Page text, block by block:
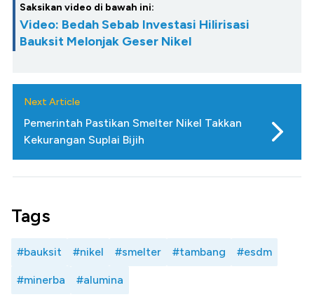
Saksikan video di bawah ini:
Video: Bedah Sebab Investasi Hilirisasi
Bauksit Melonjak Geser Nikel
Next Article
Pemerintah Pastikan Smelter Nikel Takkan
Kekurangan Suplai Bijih
Tags
#bauksit #nikel #smelter #tambang #esdm
#minerba #alumina